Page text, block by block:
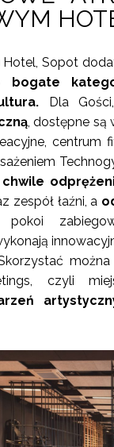
Sopot
Dla
, dostępne są
centrum
chwile
zespół łaźni, a
pokoi
czyli